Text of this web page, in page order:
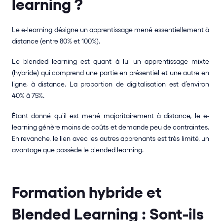
learning ?
‍Le e-learning désigne un apprentissage mené essentiellement à
distance (entre 80% et 100%).
Le blended learning est quant à lui un apprentissage mixte
(hybride) qui comprend une partie en présentiel et une autre en
ligne, à distance. La proportion de digitalisation est d’environ
40% à 75%.
Étant donné qu’il est mené majoritairement à distance, le e-
learning génère moins de coûts et demande peu de contraintes.
En revanche, le lien avec les autres apprenants est très limité, un
avantage que possède le blended learning.
Formation hybride et
Blended Learning : Sont-ils